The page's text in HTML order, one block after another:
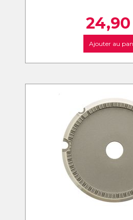
24,90
Ajouter au